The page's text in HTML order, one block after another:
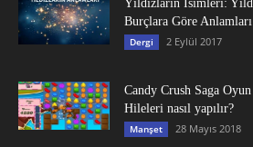
Yıldızların İsimleri:
Burçlara Göre Anlamları
Dergi 2 Eylül 2017
Candy Crush Saga
Hileleri nasıl yapılır?
Manşet 28 Mayıs 2018